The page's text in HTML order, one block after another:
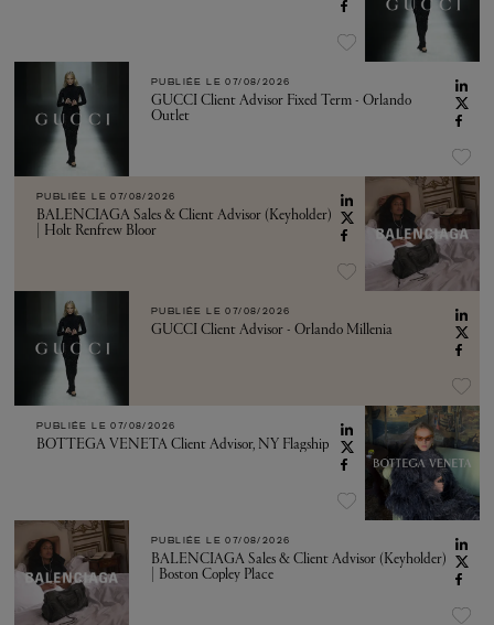
PUBLIÉE LE 07/08/2026
GUCCI Client Advisor Fixed Term - Orlando
Outlet
PUBLIÉE LE 07/08/2026
BALENCIAGA Sales & Client Advisor (Keyholder)
| Holt Renfrew Bloor
PUBLIÉE LE 07/08/2026
GUCCI Client Advisor - Orlando Millenia
PUBLIÉE LE 07/08/2026
BOTTEGA VENETA Client Advisor, NY Flagship
PUBLIÉE LE 07/08/2026
BALENCIAGA Sales & Client Advisor (Keyholder)
| Boston Copley Place